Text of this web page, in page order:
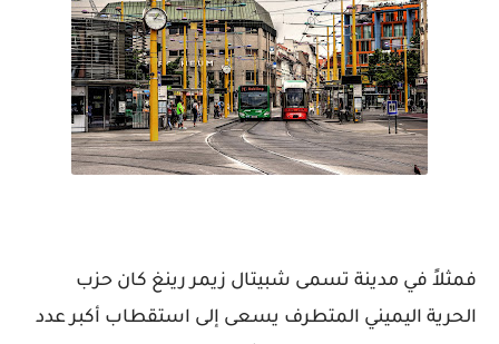
فمثلاً في مدينة تسمى شبيتال زيمر رينغ كان حزب
الحرية اليميني المتطرف يسعى إلى استقطاب أكبر عدد